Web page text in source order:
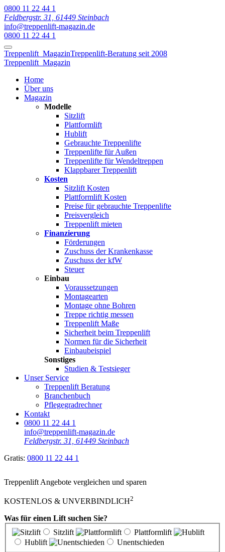
0800 11 22 44 1
Feldbergstr. 31, 61449 Steinbach
info@treppenlift-magazin.de
0800 11 22 44 1
Treppenlift MagazinTreppenlift-Beratung seit 2008
Treppenlift Magazin
Home
Über uns
Magazin
Modelle
Sitzlift
Plattformlift
Hublift
Gebrauchte Treppenlifte
Treppenlifte für Außen
Treppenlifte für Wendeltreppen
Klappbarer Treppenlift
Kosten
Sitzlift Kosten
Plattformlift Kosten
Preise für gebrauchte Treppenlifte
Preisvergleich
Treppenlift mieten
Finanzierung
Förderungen
Zuschuss der Krankenkasse
Zuschuss der kfW
Steuer
Einbau
Voraussetzungen
Montagearten
Montage ohne Bohren
Treppe richtig messen
Treppenlift Maße
Sicherheit beim Treppenlift
Normen für die Sicherheit
Einbaubeispiel
Sonstiges
Studien & Testsieger
Unser Service
Treppenlift Beratung
Branchenbuch
Pflegegradrechner
Kontakt
0800 11 22 44 1
info@treppenlift-magazin.de
Feldbergstr. 31, 61449 Steinbach
Gratis: 0800 11 22 44 1
Treppenlift Angebote vergleichen und sparen
KOSTENLOS & UNVERBINDLICH2
Was für einen Lift suchen Sie?
Sitzlift
Plattformlift
Hublift
Unentschieden